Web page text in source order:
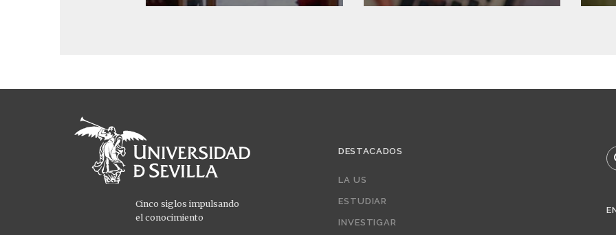
Cinco siglos impulsando
el conocimiento
DESTACADOS
LA US
ESTUDIAR
INVESTIGAR